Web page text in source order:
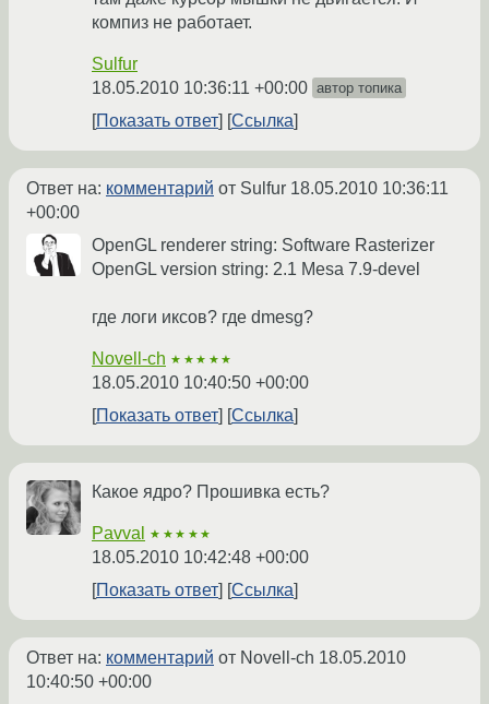
компиз не работает.
Sulfur
18.05.2010 10:36:11 +00:00 автор топика
Показать ответ Ссылка
Ответ на: комментарий от Sulfur 18.05.2010 10:36:11
+00:00
OpenGL renderer string: Software Rasterizer
OpenGL version string: 2.1 Mesa 7.9-devel
где логи иксов? где dmesg?
Novell-ch ★★★★★
18.05.2010 10:40:50 +00:00
Показать ответ
Ссылка
Какое ядро? Прошивка есть?
Pavval ★★★★★
18.05.2010 10:42:48 +00:00
Показать ответ
Ссылка
Ответ на: комментарий от Novell-ch 18.05.2010
10:40:50 +00:00